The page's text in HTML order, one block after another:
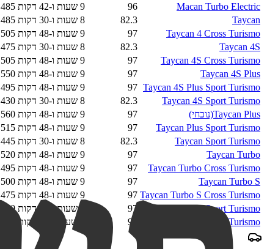
Macan Turbo Electric
96 9 שעות ו-42 דקות 485
Taycan
82.3 8 שעות ו-30 דקות 485
Taycan 4 Cross Turismo
97 9 שעות ו-48 דקות 505
Taycan 4S
82.3 8 שעות ו-30 דקות 475
Taycan 4S Cross Turismo
97 9 שעות ו-48 דקות 505
Taycan 4S Plus
97 9 שעות ו-48 דקות 550
Taycan 4S Plus Sport Turismo
97 9 שעות ו-48 דקות 495
Taycan 4S Sport Turismo
82.3 8 שעות ו-30 דקות 430
Taycan Plus(נוכחי) 97 9 שעות ו-48 דקות 560
Taycan Plus Sport Turismo
97 9 שעות ו-48 דקות 515
Taycan Sport Turismo
82.3 8 שעות ו-30 דקות 445
Taycan Turbo
97 9 שעות ו-48 דקות 520
Taycan Turbo Cross Turismo
97 9 שעות ו-48 דקות 495
Taycan Turbo S
97 9 שעות ו-48 דקות 500
Taycan Turbo S Cross Turismo
97 9 שעות ו-48 דקות 475
Taycan Turbo S Sport Turismo
97
460
Taycan Turbo Sport Turismo
97